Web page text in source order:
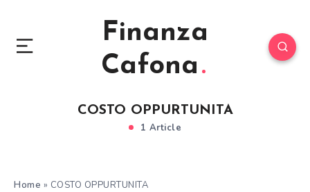
Finanza
Cafona
COSTO OPPURTUNITA
1 Article
Home » COSTO OPPURTUNITA